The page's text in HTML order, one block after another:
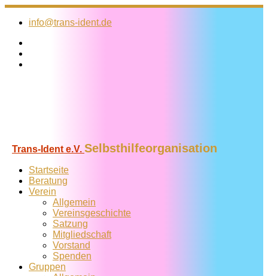
Zum
Inhalt
info@trans-ident.de
Trans-Ident e.V. Selbsthilfeorganisation
Startseite
Beratung
Verein
Allgemein
Vereins­geschichte
Satzung
Mitglied­schaft
Vorstand
Spenden
Gruppen